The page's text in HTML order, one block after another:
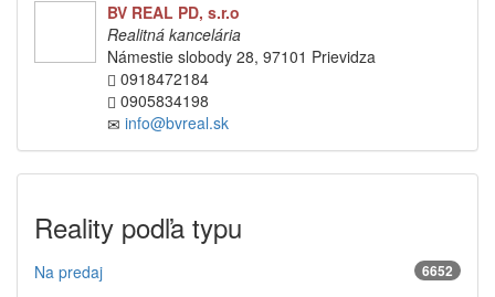
BV REAL PD, s.r.o
Realitná kancelária
Námestie slobody 28, 97101 Prievidza
0918472184
0905834198
info@bvreal.sk
Reality podľa typu
6652
Na predaj